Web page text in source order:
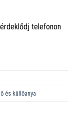
telefonon
és küllőanya